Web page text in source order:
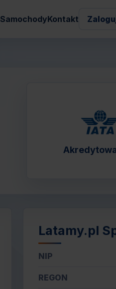
SamochodyKontakt
Latamy.pl
NIP
REGON